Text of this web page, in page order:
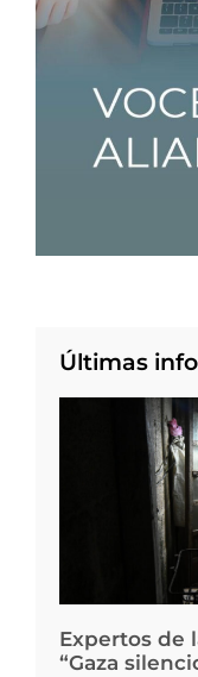
Últimas
Expertos de
“Gaza